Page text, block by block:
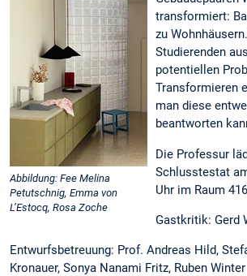
Abbildung: Fee Melina
Petutschnig, Emma von
L’Estocq, Rosa Zoche
transformiert:
zu
Studierenden
potentiellen
Transformieren
man diese
beantworten
Die Professur
Schlusstestat
Uhr im Raum
Gastkritik: Gerd
Entwurfsbetreuung: Prof. Andreas Hild,
Kronauer, Sonya Nanami Fritz, Ruben Winter